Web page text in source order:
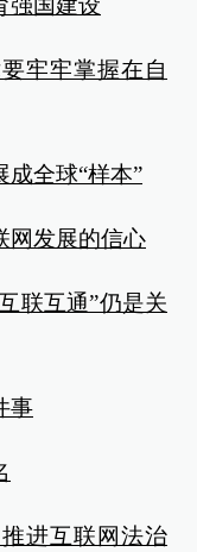
强国建设
牢牢掌握在自
全球“样本”
网发展的信心
联互通”仍是关
事
进互联网法治